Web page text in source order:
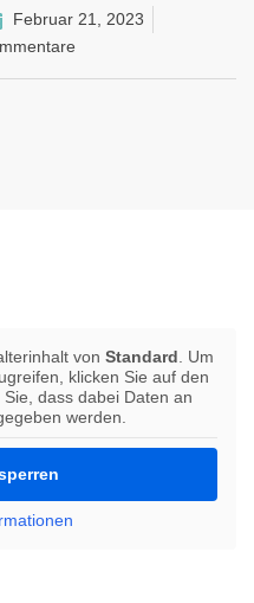
Februar 21, 2023
von Standard . Um
klicken Sie auf den
dass dabei Daten an
werden.